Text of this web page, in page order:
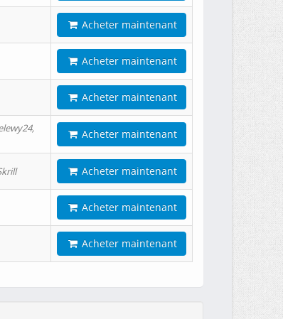
Acheter maintenant
Acheter maintenant
Acheter maintenant
Acheter maintenant
Acheter maintenant
Acheter maintenant
Acheter maintenant